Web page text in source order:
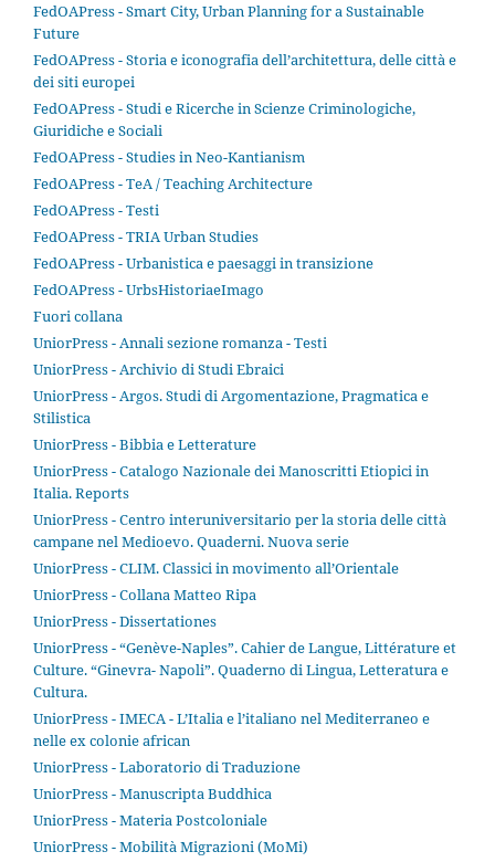
FedOAPress - Smart City, Urban Planning for a Sustainable
Future
FedOAPress - Storia e iconografia dell’architettura, delle città e
dei siti europei
FedOAPress - Studi e Ricerche in Scienze Criminologiche,
Giuridiche e Sociali
FedOAPress - Studies in Neo-Kantianism
FedOAPress - TeA / Teaching Architecture
FedOAPress - Testi
FedOAPress - TRIA Urban Studies
FedOAPress - Urbanistica e paesaggi in transizione
FedOAPress - UrbsHistoriaeImago
Fuori collana
UniorPress - Annali sezione romanza - Testi
UniorPress - Archivio di Studi Ebraici
UniorPress - Argos. Studi di Argomentazione, Pragmatica e
Stilistica
UniorPress - Bibbia e Letterature
UniorPress - Catalogo Nazionale dei Manoscritti Etiopici in
Italia. Reports
UniorPress - Centro interuniversitario per la storia delle città
campane nel Medioevo. Quaderni. Nuova serie
UniorPress - CLIM. Classici in movimento all’Orientale
UniorPress - Collana Matteo Ripa
UniorPress - Dissertationes
UniorPress - “Genève-Naples”. Cahier de Langue, Littérature et
Culture. “Ginevra- Napoli”. Quaderno di Lingua, Letteratura e
Cultura.
UniorPress - IMECA - L’Italia e l’italiano nel Mediterraneo e
nelle ex colonie african
UniorPress - Laboratorio di Traduzione
UniorPress - Manuscripta Buddhica
UniorPress - Materia Postcoloniale
UniorPress - Mobilità Migrazioni (MoMi)